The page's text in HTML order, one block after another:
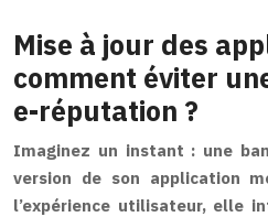
Mise à jour des
comment éviter
e-réputation ?
Imaginez un instant : une
version de son application
l’expérience utilisateur, elle